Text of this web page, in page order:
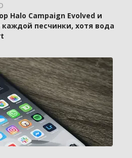
Halo Campaign Evolved и
песчинки, хотя вода